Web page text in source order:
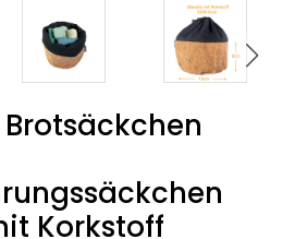
Korkstoff